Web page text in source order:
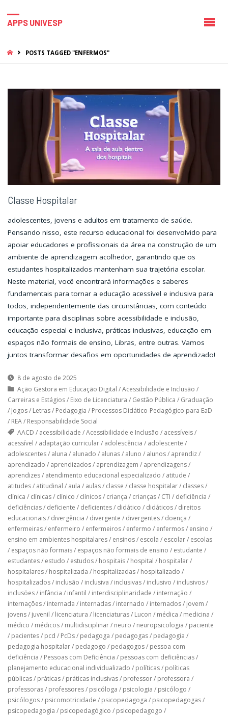
APPS UNIVESP
HOMEPOSTS TAGGED "ENFERMOS"
Classe Hospitalar
adolescentes, jovens e adultos em tratamento de saúde.
Pensando nisso, este recurso educacional foi desenvolvido para
apoiar educadores e profissionais da área na construção de um
ambiente de aprendizagem acolhedor, garantindo que os
estudantes hospitalizados mantenham sua trajetória escolar.
Neste material, você encontrará informações e saberes
fundamentais para tornar a educação acessível e inclusiva para
todos, independentemente das circunstâncias, com conteúdo
importante para disciplinas sobre acessibilidade e inclusão,
educação especial e inclusiva, práticas inclusivas, educação em
espaços não formais de ensino, Libras, entre outras. Vamos
juntos transformar desafios em oportunidades de aprendizado!
8 de agosto de 2025
Ação Gestora em Educação Digital /Acessibilidade e Inclusão /
Carreiras e Estágios/ Eixo de Licenciatura / Gestão Pública / Graduação
/ Jogos/ Letras/ Pedagogia / Processos Didático-Pedagógico para EaD
/ REA/ Responsabilidade Social
AACD / acessibilidade /Acessibilidade e Inclusão / acessíveis/
acessível / adaptação curricular/ adolescência / adolescente /
adolescentes/ aluna / alunado / alunas/ aluno / alunos/ aprendiz/
aprendizado / aprendizados/ aprendizagem / aprendizagens/
aprendizes/ atendimento educacional especializado / atitude /
atitudes/ atitudinal / aula / aulas/ classe / classe hospitalar/ classes/
clínica / clínicas/ clínico / clínicos/ criança / crianças/ CTI / deficiência /
deficiências/ deficiente / deficientes/ didático / didáticos/ direitos
educacionais/ divergência / divergente / divergentes/ doença /
enfermeiras/ enfermeiro / enfermeiros/ enfermo / enfermos/ ensino /
ensino em ambientes hospitalares/ ensinos/ escola / escolar/ escolas
/ espaços não formais/ espaços não formais de ensino / estudante /
estudantes/ estudo / estudos/ hospitais/ hospital / hospitalar/
hospitalares/ hospitalizada / hospitalizadas/ hospitalizado /
hospitalizados/ inclusão / inclusiva / inclusivas/ inclusivo / inclusivos/
inclusões/ infância / infantil / interdisciplinaridade / internação /
internações/ internada / internadas/ internado / internados/ jovem /
jovens/ juvenil / licenciatura / licenciaturas/ Lucon / médica / medicina /
médico / médicos/ multidisciplinar/ neuro / neuropsicologia / paciente
/ pacientes/ pcd / PcDs/ pedagoga / pedagogas/ pedagogia /
pedagogia hospitalar/ pedagogo / pedagogos/ pessoa com
deficiência / Pessoas com Deficiência / pessoas com deficiências/
planejamento educacional individualizado / políticas/ políticas
públicas/ práticas/ práticas inclusivas/ professor/ professora /
professoras/ professores/ psicóloga / psicologia / psicólogo /
psicólogos/ psicomotricidade / psicopedagoga / psicopedagogas/
psicopedagogia / psicopedagógico / psicopedagogo /